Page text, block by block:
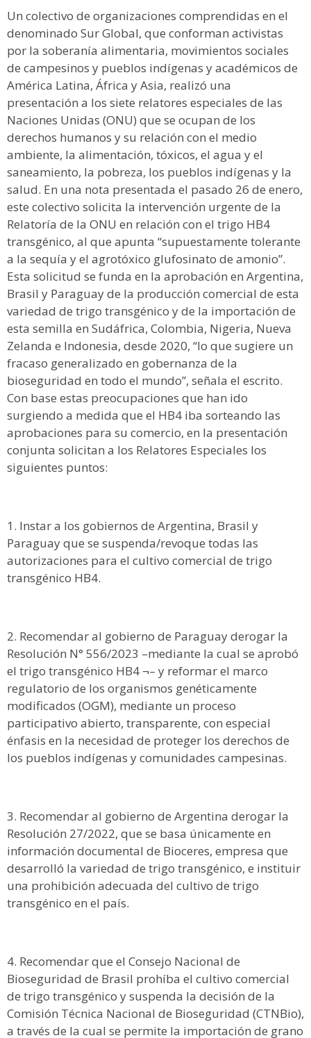
Un colectivo de organizaciones comprendidas en el
denominado Sur Global, que conforman activistas
por la soberanía alimentaria, movimientos sociales
de campesinos y pueblos indígenas y académicos de
América Latina, África y Asia, realizó una
presentación a los siete relatores especiales de las
Naciones Unidas (ONU) que se ocupan de los
derechos humanos y su relación con el medio
ambiente, la alimentación, tóxicos, el agua y el
saneamiento, la pobreza, los pueblos indígenas y la
salud. En una nota presentada el pasado 26 de enero,
este colectivo solicita la intervención urgente de la
Relatoría de la ONU en relación con el trigo HB4
transgénico, al que apunta “supuestamente tolerante
a la sequía y el agrotóxico glufosinato de amonio”.
Esta solicitud se funda en la aprobación en Argentina,
Brasil y Paraguay de la producción comercial de esta
variedad de trigo transgénico y de la importación de
esta semilla en Sudáfrica, Colombia, Nigeria, Nueva
Zelanda e Indonesia, desde 2020, “lo que sugiere un
fracaso generalizado en gobernanza de la
bioseguridad en todo el mundo”, señala el escrito.
Con base estas preocupaciones que han ido
surgiendo a medida que el HB4 iba sorteando las
aprobaciones para su comercio, en la presentación
conjunta solicitan a los Relatores Especiales los
siguientes puntos:
Instar a los gobiernos de Argentina, Brasil y
Paraguay que se suspenda/revoque todas las
autorizaciones para el cultivo comercial de trigo
transgénico HB4.
Recomendar al gobierno de Paraguay derogar la
Resolución N° 556/2023 –mediante la cual se aprobó
el trigo transgénico HB4 ¬– y reformar el marco
regulatorio de los organismos genéticamente
modificados (OGM), mediante un proceso
participativo abierto, transparente, con especial
énfasis en la necesidad de proteger los derechos de
los pueblos indígenas y comunidades campesinas.
Recomendar al gobierno de Argentina derogar la
Resolución 27/2022, que se basa únicamente en
información documental de Bioceres, empresa que
desarrolló la variedad de trigo transgénico, e instituir
una prohibición adecuada del cultivo de trigo
transgénico en el país.
Recomendar que el Consejo Nacional de
Bioseguridad de Brasil prohíba el cultivo comercial
de trigo transgénico y suspenda la decisión de la
Comisión Técnica Nacional de Bioseguridad (CTNBio),
a través de la cual se permite la importación de grano